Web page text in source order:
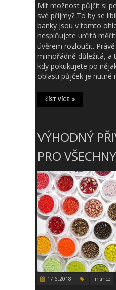
Mít možnost půjčit si
své příjmy? To by se
banky jsou v tomto
nesplňujete určitá
úvěrem rozloučit.
mimořádně důležitá, a
kdy pokukujete po
oblasti půjček je nutné
ČÍST VÍCE
VÝHODNÝ
PRO VŠECHNY
17.6.2018 Finance